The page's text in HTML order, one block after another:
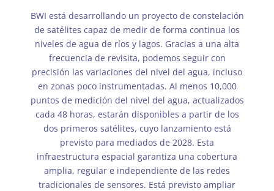
BWI está desarrollando un proyecto de constelación
de satélites capaz de medir de forma continua los
niveles de agua de ríos y lagos. Gracias a una alta
frecuencia de revisita, podemos seguir con
precisión las variaciones del nivel del agua, incluso
en zonas poco instrumentadas. Al menos 10,000
puntos de medición del nivel del agua, actualizados
cada 48 horas, estarán disponibles a partir de los
dos primeros satélites, cuyo lanzamiento está
previsto para mediados de 2028. Esta
infraestructura espacial garantiza una cobertura
amplia, regular e independiente de las redes
tradicionales de sensores. Está previsto ampliar